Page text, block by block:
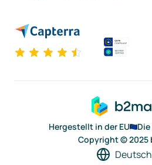
Hergestellt in der EU
Copyright © 2025
Deutsch